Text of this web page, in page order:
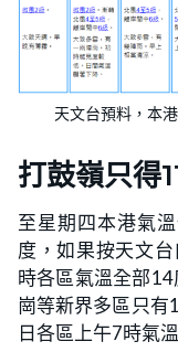
天文台預料，本
打鼓嶺只得
至星期四本港氣
度，如果按天文
時各區氣溫全部
崗等新界多區只
日各區上午7時氣